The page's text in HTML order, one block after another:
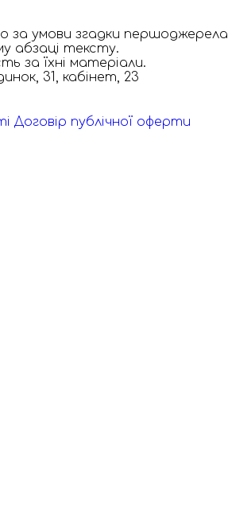
за умови згадки першоджерела
абзаці тексту.
за їхні матеріали.
31, кабінет, 23
Договір публічної оферти